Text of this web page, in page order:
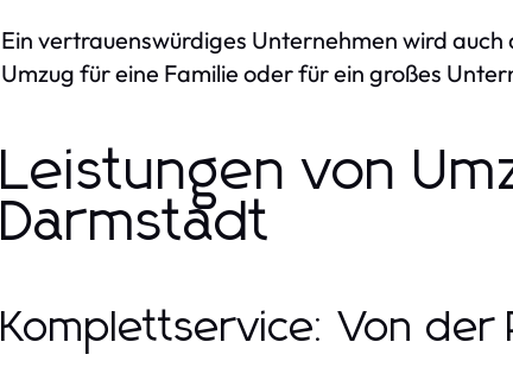
Ein vertrauenswürdiges Unternehmen wird
Umzug für eine Familie oder für ein großes
Leistungen von
Darmstadt
Komplettservice: Von der